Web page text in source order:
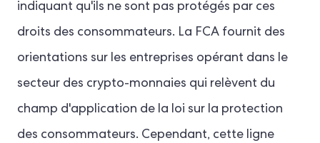
indiquant qu'ils ne sont pas protégés par ces
droits des consommateurs. La FCA fournit des
orientations sur les entreprises opérant dans le
secteur des crypto-monnaies qui relèvent du
champ d'application de la loi sur la protection
des consommateurs. Cependant, cette ligne